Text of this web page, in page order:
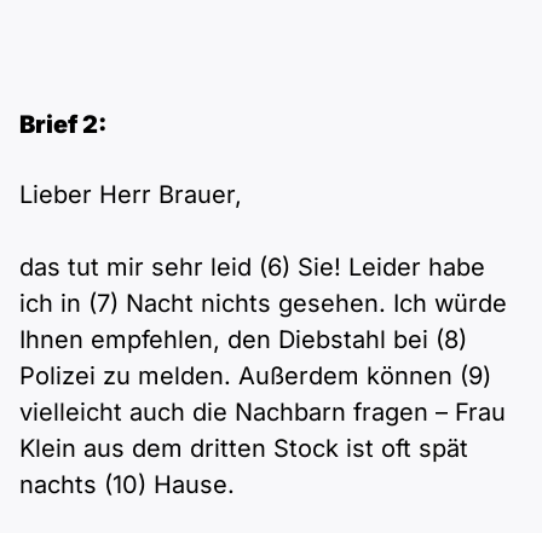
Brief 2:
Lieber Herr Brauer,
das tut mir sehr leid (6) Sie! Leider habe
ich in (7) Nacht nichts gesehen. Ich würde
Ihnen empfehlen, den Diebstahl bei (8)
Polizei zu melden. Außerdem können (9)
vielleicht auch die Nachbarn fragen – Frau
Klein aus dem dritten Stock ist oft spät
nachts (10) Hause.